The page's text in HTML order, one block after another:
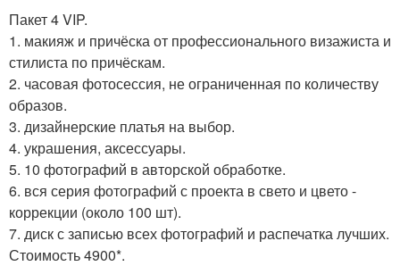
Пакет 4 VIP.
1. макияж и причёска от профессионального визажиста и
стилиста по причёскам.
2. часовая фотосессия, не ограниченная по количеству
образов.
3. дизайнерские платья на выбор.
4. украшения, аксессуары.
5. 10 фотографий в авторской обработке.
6. вся серия фотографий с проекта в свето и цвето -
коррекции (около 100 шт).
7. диск с записью всех фотографий и распечатка лучших.
Стоимость 4900*.